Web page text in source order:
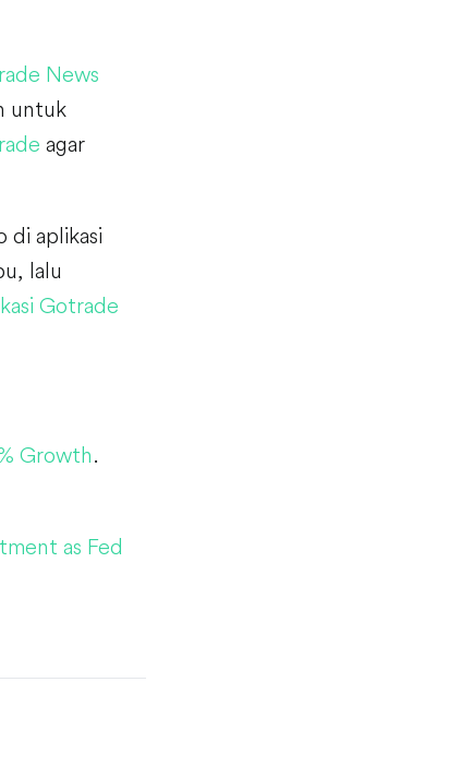
News
untuk
agar
di aplikasi
lalu
Gotrade
Growth.
as Fed